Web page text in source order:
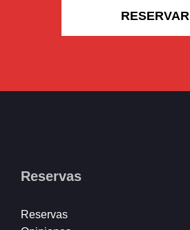
RESERVAR
Reservas
Reservas